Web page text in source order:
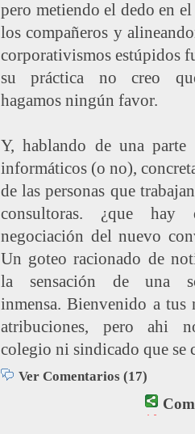
pero metiendo el dedo en
los compañeros y
corporativismos estúpidos
su práctica no creo
hagamos ningún favor.
Y, hablando de una parte
informáticos (o no),
de las personas que
consultoras. ¿que
negociación del nuevo
Un goteo racionado de
la sensación de una
inmensa. Bienvenido a tus
atribuciones, pero ahi
colegio ni sindicado que se
Ver Comentarios (17)